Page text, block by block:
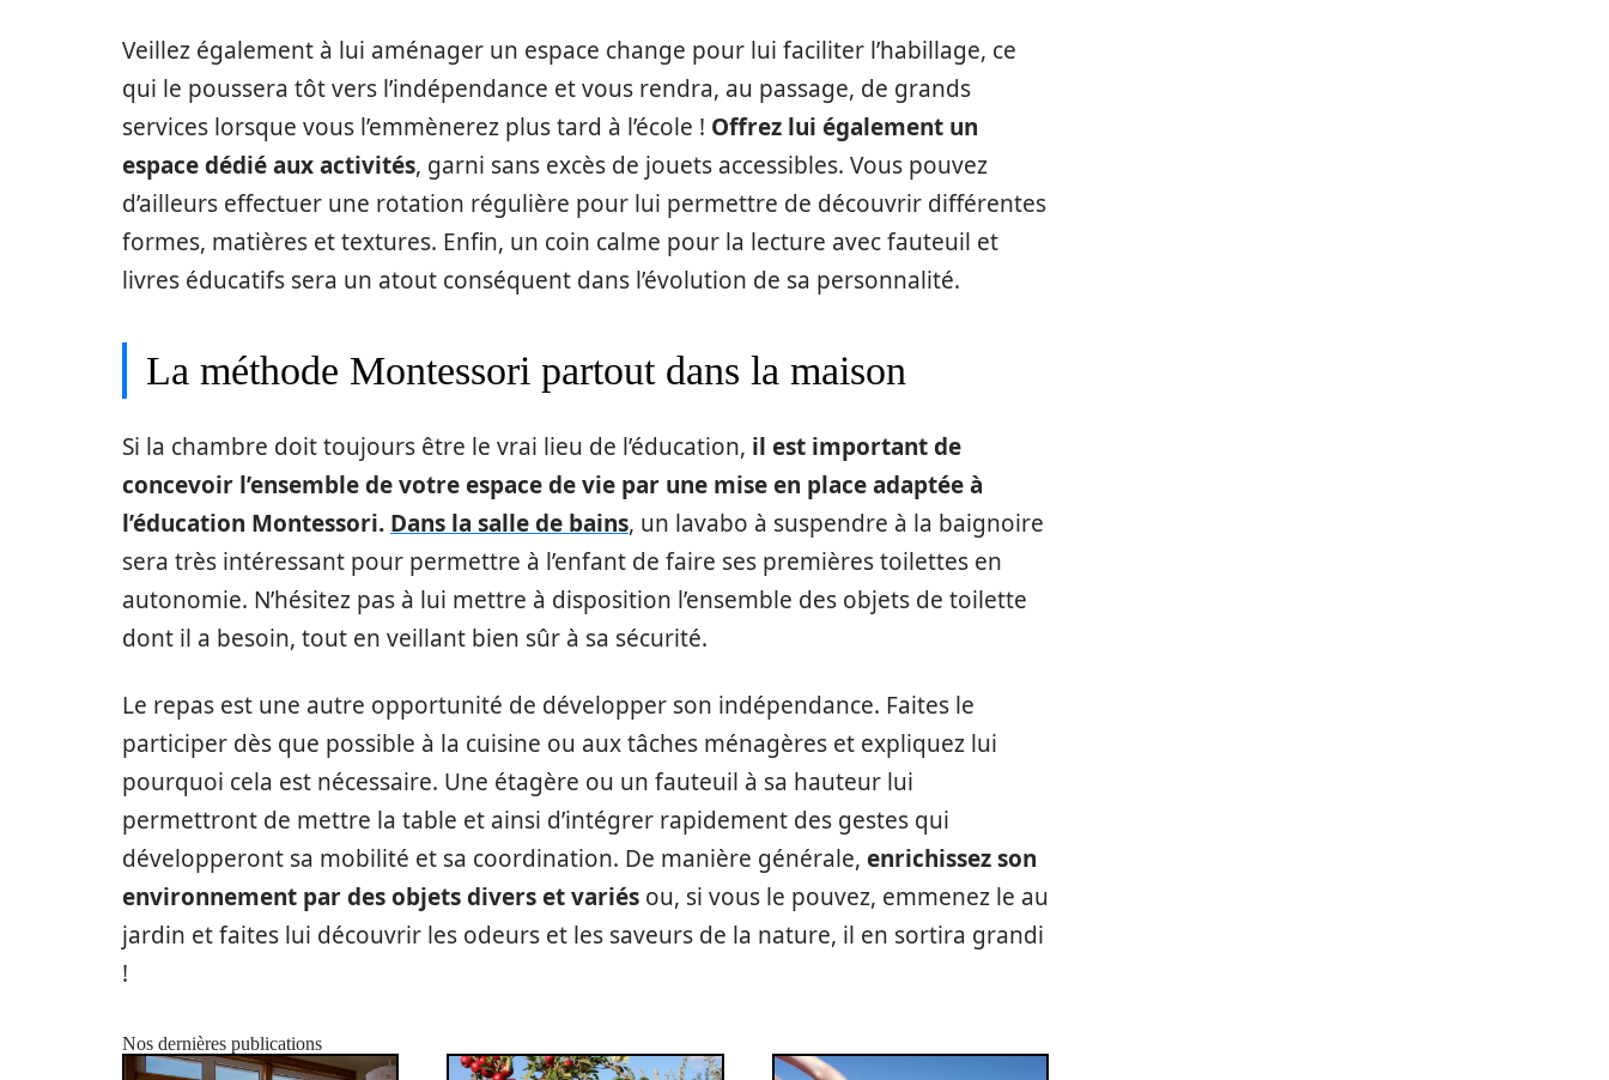
Veillez également à lui aménager un espace change pour lui faciliter l’habillage, ce
qui le poussera tôt vers l’indépendance et vous rendra, au passage, de grands
services lorsque vous l’emmènerez plus tard à l’école ! Offrez lui également un
espace dédié aux activités, garni sans excès de jouets accessibles. Vous pouvez
d’ailleurs effectuer une rotation régulière pour lui permettre de découvrir différentes
formes, matières et textures. Enfin, un coin calme pour la lecture avec fauteuil et
livres éducatifs sera un atout conséquent dans l’évolution de sa personnalité.
La méthode Montessori partout dans la maison
Si la chambre doit toujours être le vrai lieu de l’éducation, il est important de
concevoir l’ensemble de votre espace de vie par une mise en place adaptée à
l’éducation Montessori. Dans la salle de bains, un lavabo à suspendre à la baignoire
sera très intéressant pour permettre à l’enfant de faire ses premières toilettes en
autonomie. N’hésitez pas à lui mettre à disposition l’ensemble des objets de toilette
dont il a besoin, tout en veillant bien sûr à sa sécurité.
Le repas est une autre opportunité de développer son indépendance. Faites le
participer dès que possible à la cuisine ou aux tâches ménagères et expliquez lui
pourquoi cela est nécessaire. Une étagère ou un fauteuil à sa hauteur lui
permettront de mettre la table et ainsi d’intégrer rapidement des gestes qui
développeront sa mobilité et sa coordination. De manière générale, enrichissez son
environnement par des objets divers et variés ou, si vous le pouvez, emmenez le au
jardin et faites lui découvrir les odeurs et les saveurs de la nature, il en sortira grandi
!
Nos dernières publications